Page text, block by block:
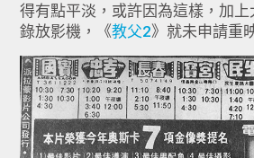
得有點平淡，或許因為這樣，加
錄放影機，《教父2》就未申請重